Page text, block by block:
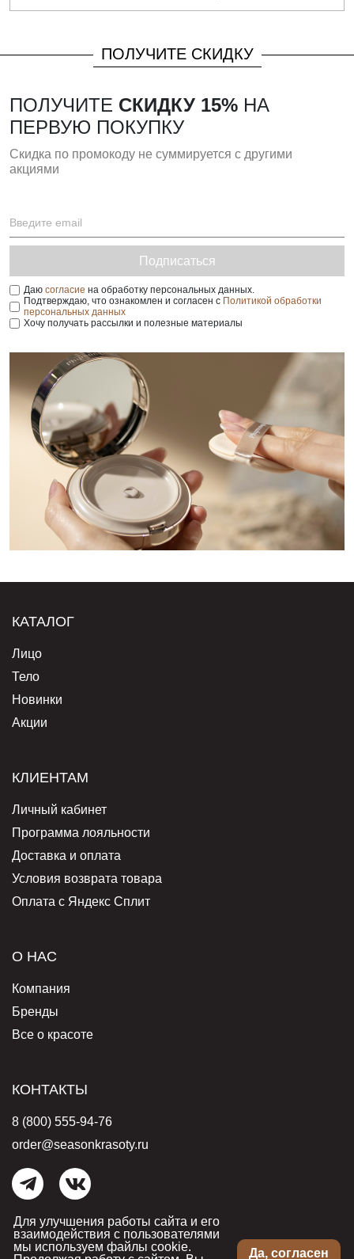
ПОЛУЧИТЕ СКИДКУ
ПОЛУЧИТЕ СКИДКУ 15% НА
ПЕРВУЮ ПОКУПКУ
Скидка по промокоду не суммируется с другими
акциями
Подписаться
Даю согласие на обработку персональных данных.
Подтверждаю, что ознакомлен и согласен с Политикой обработки
персональных данных
Хочу получать рассылки и полезные материалы
КАТАЛОГ
Лицо
Тело
Новинки
Акции
КЛИЕНТАМ
Личный кабинет
Программа лояльности
Доставка и оплата
Условия возврата товара
Оплата с Яндекс Сплит
О НАС
Компания
Бренды
Все о красоте
КОНТАКТЫ
8 (800) 555-94-76
order@seasonkrasoty.ru
© 2006-2026 Бутик косметики «Сезон красоты». Все права защищены.
Условия обработки персональных данных.Согласие на обработку
персональных данных.
Для улучшения работы сайта и его
взаимодействия с пользователями
мы используем файлы cookie.
Да, согласен